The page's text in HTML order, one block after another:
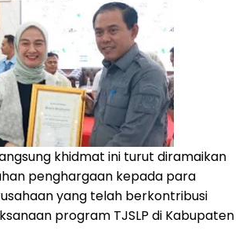
khidmat ini turut diramaikan
penghargaan kepada para
yang telah berkontribusi
program TJSLP di Kabupaten